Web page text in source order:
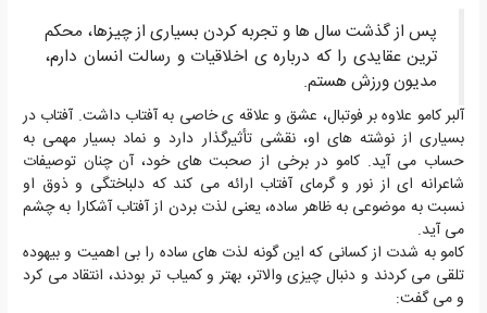
پس از گذشت سال ها و تجربه کردن بسیاری از چیزها، محکم
ترین عقایدی را که درباره ی اخلاقیات و رسالت انسان دارم،
مدیون ورزش هستم.
آلبر کامو علاوه بر فوتبال، عشق و علاقه ی خاصی به آفتاب داشت. آفتاب در
بسیاری از نوشته های او، نقشی تأثیرگذار دارد و نماد بسیار مهمی به
حساب می آید. کامو در برخی از صحبت های خود، آن چنان توصیفات
شاعرانه ای از نور و گرمای آفتاب ارائه می کند که دلباختگی و ذوق او
نسبت به موضوعی به ظاهر ساده، یعنی لذت بردن از آفتاب آشکارا به چشم
می آید.
کامو به شدت از کسانی که این گونه لذت های ساده را بی اهمیت و بیهوده
تلقی می کردند و دنبال چیزی والاتر، بهتر و کمیاب تر بودند، انتقاد می کرد
و می گفت: